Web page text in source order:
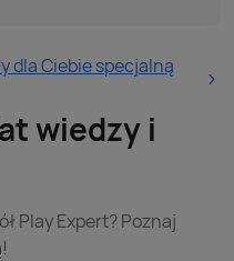
dla Ciebie specjalną
wiedzy i
Play Expert? Poznaj